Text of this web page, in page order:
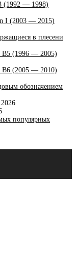
(1992 — 1998)
I (2003 — 2015)
в плесени
B5 (1996 — 2005)
B6 (2005 — 2010)
обозначением
популярных